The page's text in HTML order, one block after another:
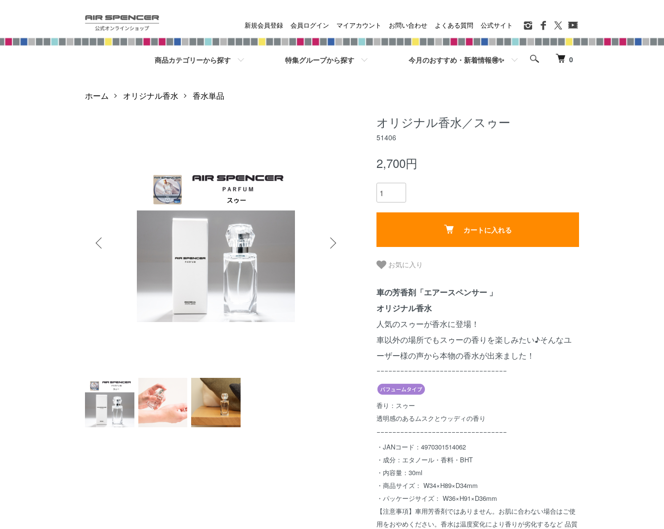
0
商品カテゴリーから探す 特集グループから探す 今月のおすすめ・新着情報🉐✨
新規会員登録 会員ログイン マイアカウント お問い合わせ よくある質問 公式サイト
ホーム オリジナル香水 香水単品
オリジナル香水／スゥー
51406
2,700円
カートに入れる
お気に入り
車の芳香剤「エアースペンサー 」
オリジナル香水
人気のスゥーが香水に登場！
車以外の場所でもスゥーの香りを楽しみたい♪そんなユ
ーザー様の声から本物の香水が出来ました！
ｰｰｰｰｰｰｰｰｰｰｰｰｰｰｰｰｰｰｰｰｰｰｰｰｰｰｰｰｰｰｰｰｰ
香り：スゥー
透明感のあるムスクとウッディの香り
ｰｰｰｰｰｰｰｰｰｰｰｰｰｰｰｰｰｰｰｰｰｰｰｰｰｰｰｰｰｰｰｰｰ
・JANコード：4970301514062
・成分：エタノール・香料・BHT
・内容量：30ml
・商品サイズ： W34×H89×D34mm
・パッケージサイズ： W36×H91×D36mm
【注意事項】車用芳香剤ではありません。お肌に合わない場合はご使
用をおやめください。香水は温度変化により香りが劣化するなど 品質